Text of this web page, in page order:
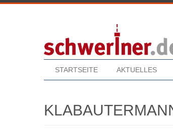
STARTSEITE AKTUELLES